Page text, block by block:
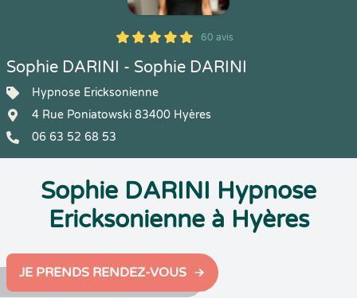
5
1
5
60 60 avis
Sophie DARINI - Sophie DARINI
Hypnose Ericksonienne
4 Rue Poniatowski 83400 Hyères
06 63 52 68 53
Sophie DARINI Hypnose
Ericksonienne à Hyères
JE PRENDS RENDEZ-VOUS